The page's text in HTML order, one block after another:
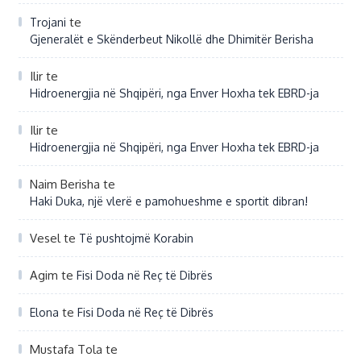
Trojani te
Gjeneralët e Skënderbeut Nikollë dhe Dhimitër Berisha
Ilirte
Hidroenergjia në Shqipëri, nga Enver Hoxha tek EBRD-ja
Ilirte
Hidroenergjia në Shqipëri, nga Enver Hoxha tek EBRD-ja
Naim Berisha te
Haki Duka, një vlerë e pamohueshme e sportit dibran!
Veselte Të pushtojmë Korabin
Agim te Fisi Doda në Reç të Dibrës
Elona te Fisi Doda në Reç të Dibrës
Mustafa Tola te